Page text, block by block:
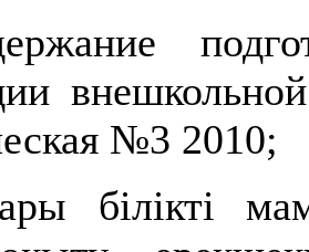
№3 2010;
білікті